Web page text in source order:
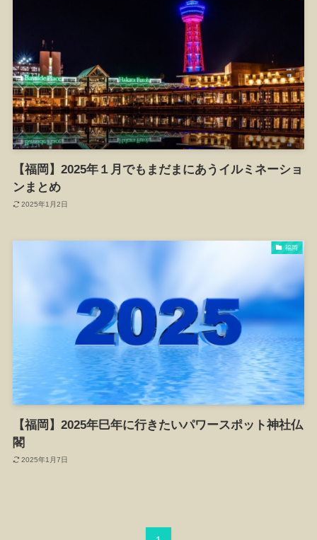
【福岡】2025年１月でもまだまにあうイルミネーショ
ンまとめ
2025年1月2日
福岡
【福岡】2025年巳年に行きたいパワースポット神社仏
閣
2025年1月7日